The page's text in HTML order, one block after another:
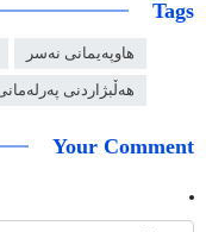
Tags
هاوپەیمانی نەسر
هەڵبژاردنی
Your Comment